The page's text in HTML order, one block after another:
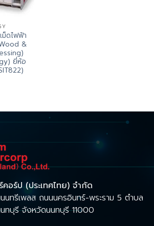
ม็ดไฟฟ้า
&
ยี่ห้อ
อร์ป (ประเทศไทย) จำกัด
นทรีเพลส ถนนนครอินทร์-พระราม 5 ตำบล
ทบุรี จังหวัดนนทบุรี 11000